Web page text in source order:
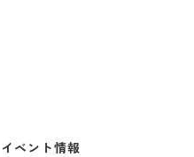
イベント情報